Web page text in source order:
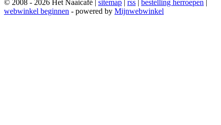
© 2008 - 2026 Het Naaicafé | sitemap rss bestelling herroepen
webwinkel beginnen - powered by Mijnwebwinkel